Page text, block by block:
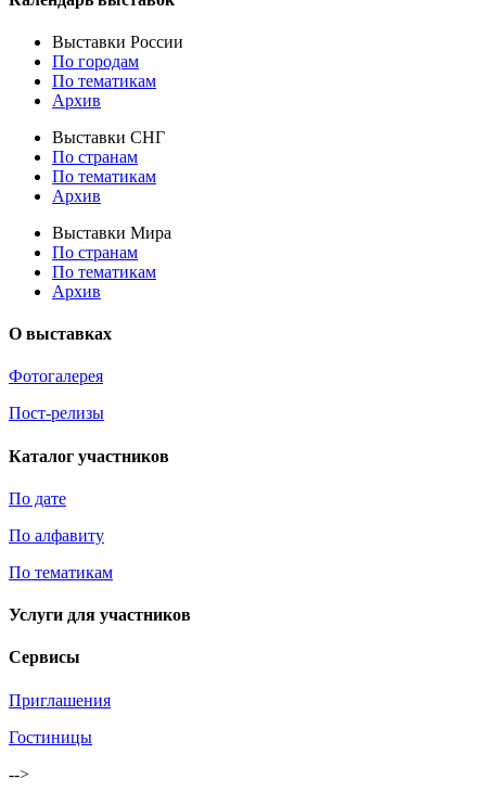
Выставки России
По городам
По тематикам
Архив
Выставки СНГ
По странам
По тематикам
Архив
Выставки Мира
По странам
По тематикам
Архив
О выставках
Фотогалерея
Пост-релизы
Каталог участников
По дате
По алфавиту
По тематикам
Услуги для участников
Сервисы
Приглашения
Гостиницы
-->